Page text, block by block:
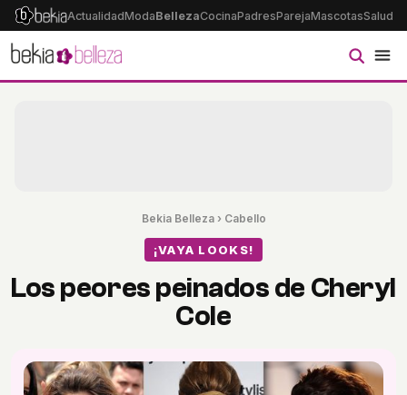
ActualidadModaBellezaCocinaPadresParejaMascotasSalud
Bekia Belleza› Cabello
¡VAYA LOOKS!
Los peores peinados de Cheryl
Cole